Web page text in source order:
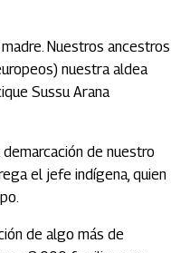
Nuestros ancestros
nuestra aldea
Sussu Arana
de nuestro
el jefe indígena, quien
de algo más de